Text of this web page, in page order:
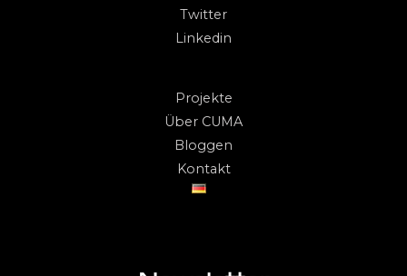
Twitter
Linkedin
Projekte
Über CUMA
Bloggen
Kontakt